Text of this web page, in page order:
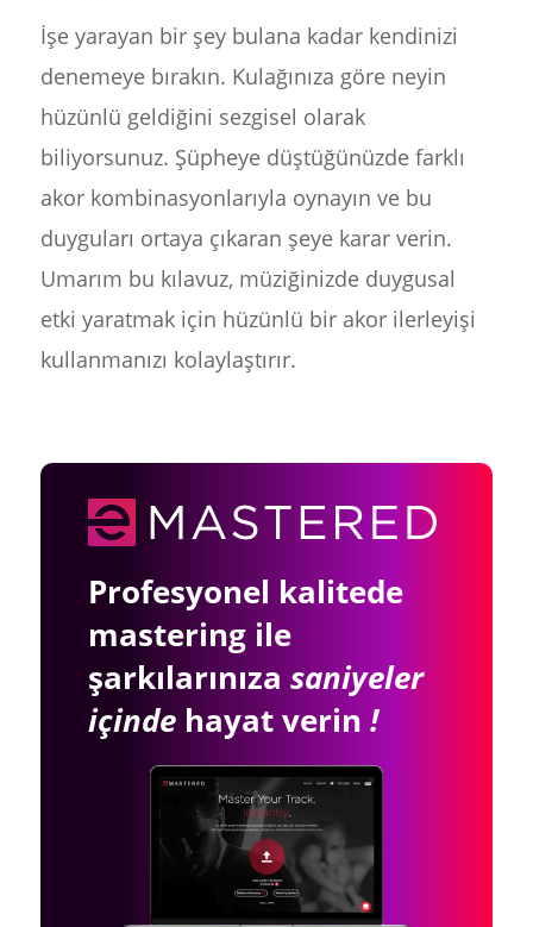
İşe yarayan bir şey bulana kadar kendinizi
denemeye bırakın. Kulağınıza göre neyin
hüzünlü geldiğini sezgisel olarak
biliyorsunuz. Şüpheye düştüğünüzde farklı
akor kombinasyonlarıyla oynayın ve bu
duyguları ortaya çıkaran şeye karar verin.
Umarım bu kılavuz, müziğinizde duygusal
etki yaratmak için hüzünlü bir akor ilerleyişi
kullanmanızı kolaylaştırır.
Profesyonel kalitede
mastering ile
şarkılarınıza saniyeler
içindehayat verin !